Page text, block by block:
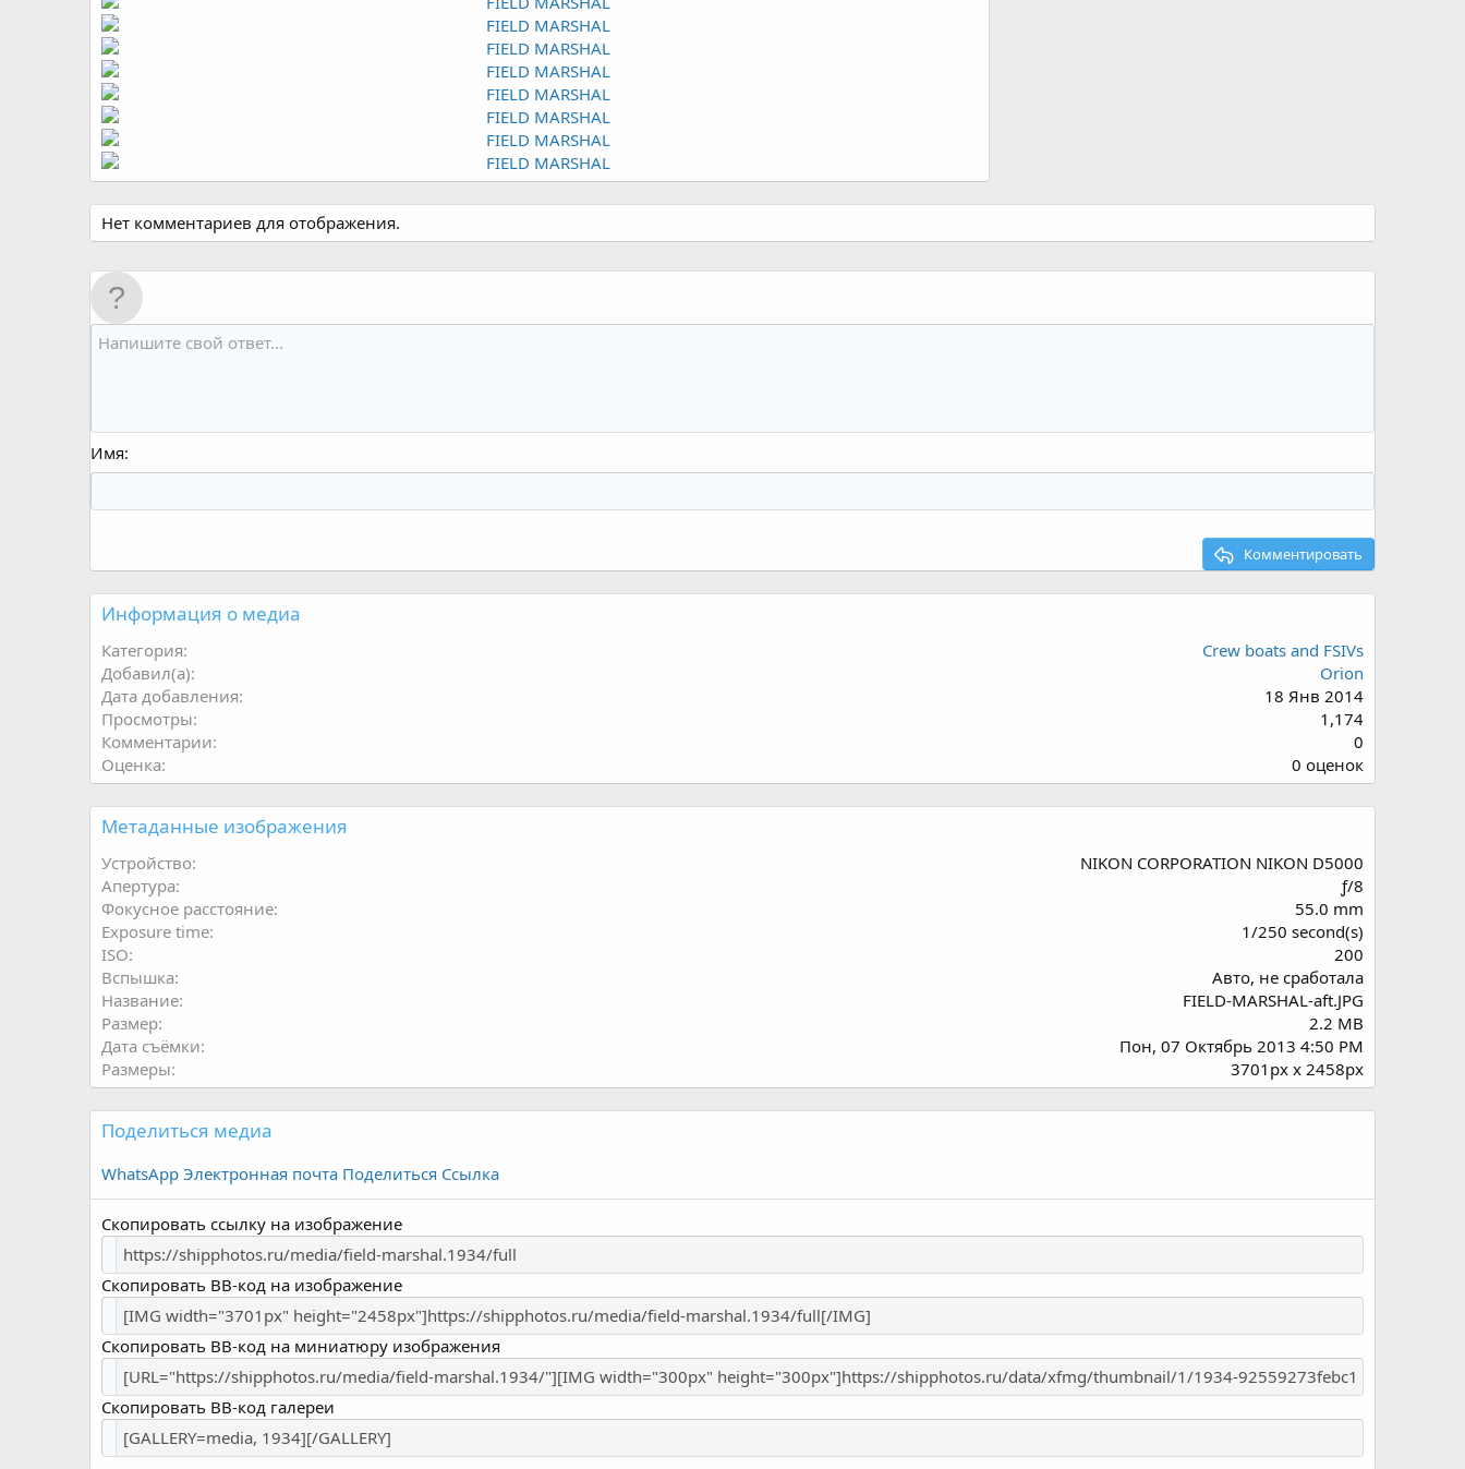
Нет комментариев для отображения.
Имя
Комментировать
Информация о медиа
Категория
Crew boats and FSIVs
Добавил(а)
Orion
Дата добавления
18 Янв 2014
Просмотры
1,174
Комментарии
0
Оценка
0
.
0
з
ё
з
0 оценок
Метаданные изображения
Устройство
NIKON CORPORATION NIKON D5000
Апертура
ƒ/8
Фокусное расстояние
55.0 mm
Exposure time
1/250 second(s)
ISO
200
Вспышка
Авто, не сработала
Название
FIELD-MARSHAL-aft.JPG
Размер
2.2 MB
Дата съёмки
Пон, 07 Октябрь 2013 4:50 PM
Размеры
3701px x 2458px
Поделиться медиа
WhatsApp Электронная почта Поделиться Ссылка
Скопировать ссылку на изображение
Скопировать BB-код на изображение
Скопировать BB-код на миниатюру изображения
Скопировать BB-код галереи